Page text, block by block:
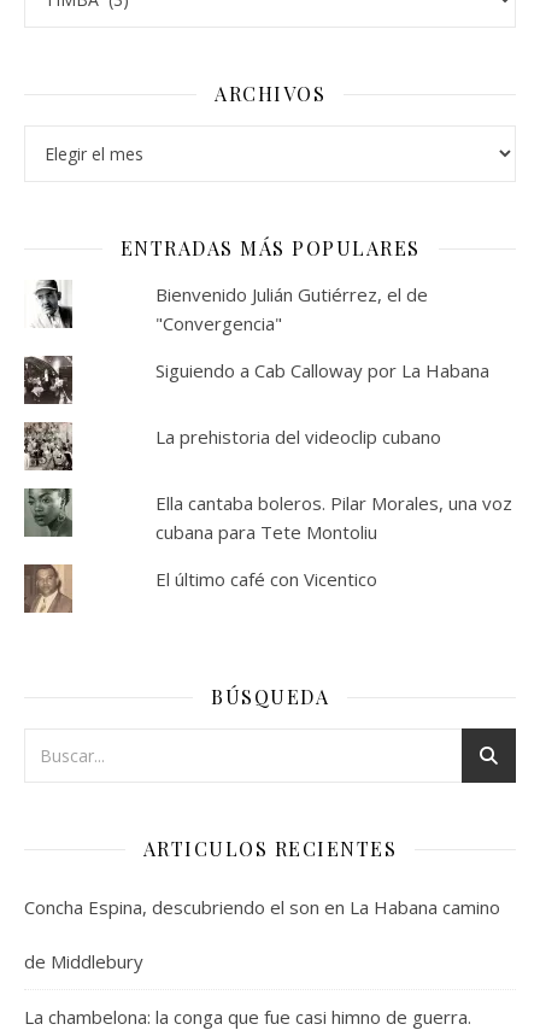
ARCHIVOS
ENTRADAS MÁS POPULARES
Bienvenido Julián Gutiérrez, el de
"Convergencia"
Siguiendo a Cab Calloway por La Habana
La prehistoria del videoclip cubano
Ella cantaba boleros. Pilar Morales, una voz
cubana para Tete Montoliu
El último café con Vicentico
BÚSQUEDA
ARTICULOS RECIENTES
Concha Espina, descubriendo el son en La Habana camino
de Middlebury
La chambelona: la conga que fue casi himno de guerra.